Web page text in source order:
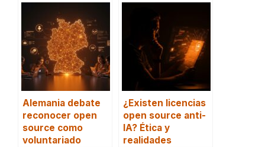
Alemania debate
reconocer open
source como
voluntariado
¿Existen licencias
open source anti-
IA? Ética y
realidades